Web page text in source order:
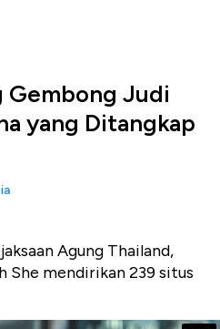
Gembong Judi
yang Ditangkap
Agung Thailand,
She mendirikan 239 situs